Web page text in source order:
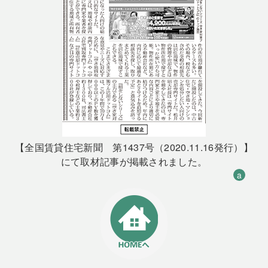
【全国賃貸住宅新聞 第1437号（2020.11.16発行）】
にて取材記事が掲載されました。
a